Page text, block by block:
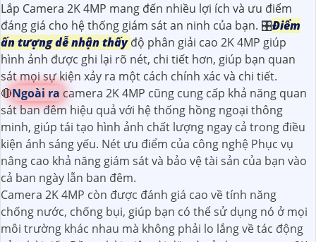
Lắp Camera 2K 4MP mang đến nhiều lợi ích và ưu điểm
đáng giá cho hệ thống giám sát an ninh của bạn. 🎛Điểm
ấn tượng dễ nhận thấyđộ phân giải cao 2K 4MP giúp
hình ảnh được ghi lại rõ nét, chi tiết hơn, giúp bạn quan
sát mọi sự kiện xảy ra một cách chính xác và chi tiết.
🔴Ngoài ra camera 2K 4MP cũng cung cấp khả năng quan
sát ban đêm hiệu quả với hệ thống hồng ngoại thông
minh, giúp tái tạo hình ảnh chất lượng ngay cả trong điều
kiện ánh sáng yếu. Nét ưu điểm của công nghệ Phục vụ
nâng cao khả năng giám sát và bảo vệ tài sản của bạn vào
cả ban ngày lẫn ban đêm.
Camera 2K 4MP còn được đánh giá cao về tính năng
chống nước, chống bụi, giúp bạn có thể sử dụng nó ở mọi
môi trường khác nhau mà không phải lo lắng về tác động